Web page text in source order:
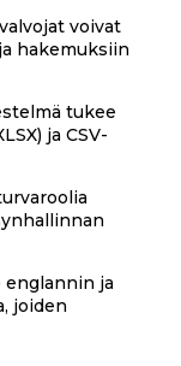
voivat
hakemuksiin
tukee
ja CSV-
englannin ja
joiden